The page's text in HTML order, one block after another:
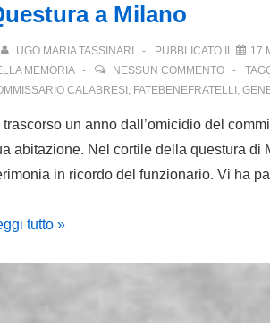
a Milano
UGO MARIA TASSINARI PUBBLICATO IL 17
MEMORIA
NESSUN COMMENTO
CALABRESI , FATEBENEFRATELLI ,
trascorso un anno dall’omicidio del
abitazione. Nel cortile della questura di
in ricordo del funzionario. Vi ha
tutto »